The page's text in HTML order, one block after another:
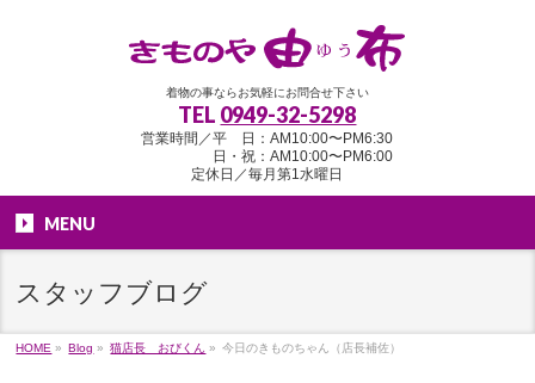
着物の事ならお気軽にお問合せ下さい
TEL 0949-32-5298
営業時間／平 日：AM10:00〜PM6:30
日・祝：AM10:00〜PM6:00
定休日／毎月第1水曜日
MENU
スタッフブログ
HOME » Blog » 猫店長 おびくん » 今日のきものちゃん（店長補佐）